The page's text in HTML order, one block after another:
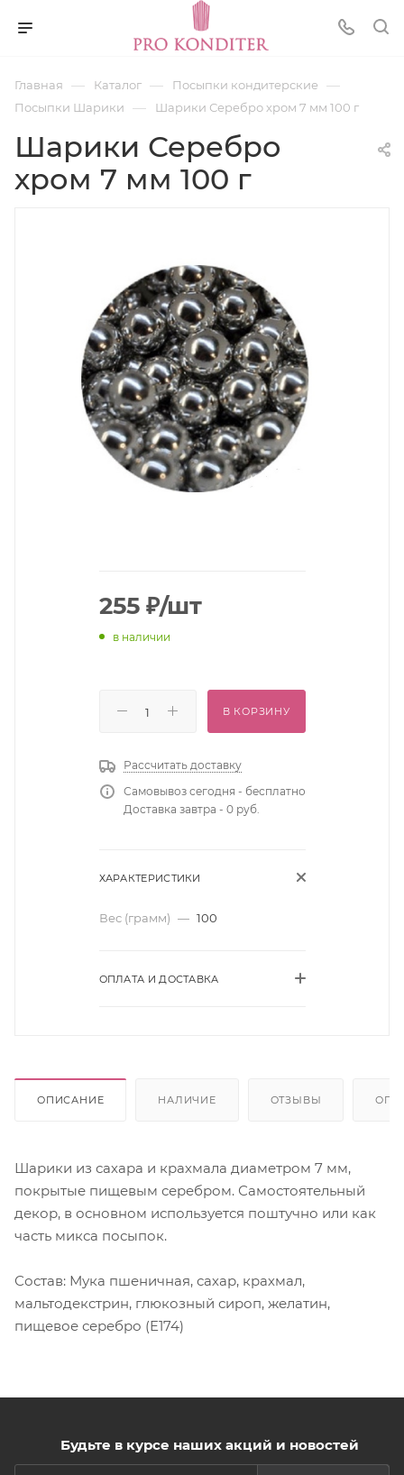
Главная — Каталог — Посыпки кондитерские —
Посыпки Шарики — Шарики Серебро хром 7 мм 100 г
Шарики Серебро
хром 7 мм 100 г
255₽/шт
в наличии
В КОРЗИНУ
Рассчитать доставку
Самовывоз сегодня - бесплатно
Доставка завтра - 0 руб.
ХАРАКТЕРИСТИКИ
Вес (грамм) — 100
ОПЛАТА И ДОСТАВКА
ОПИСАНИЕ НАЛИЧИЕ ОТЗЫВЫ
Шарики из сахара и крахмала диаметром 7 мм,
покрытые пищевым серебром. Самостоятельный
декор, в основном используется поштучно или как
часть микса посыпок.
Состав: Мука пшеничная, сахар, крахмал,
мальтодекстрин, глюкозный сироп, желатин,
пищевое серебро (E174)
Будьте в курсе наших акций и новостей